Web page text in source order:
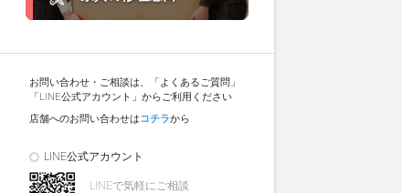
お問い合わせ・ご相談は、「よくあるご質問」
「LINE公式アカウント」からご利用ください
店舗へのお問い合わせはコチラから
LINE公式アカウント
LINEで気軽にご相談